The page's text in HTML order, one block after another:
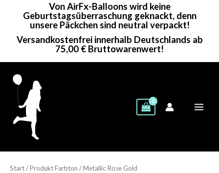
Von AirFx-Balloons wird keine
Geburtstagsüberraschung geknackt, denn
unsere Päckchen sind neutral verpackt!
Versandkostenfrei innerhalb Deutschlands ab
75,00 € Bruttowarenwert!
Start/ Produkt Farbton / Metallic Rose Gold